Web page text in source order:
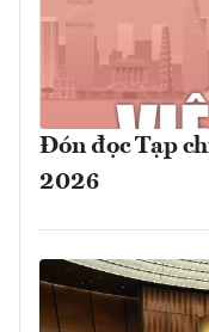
Đón đọc Tạp
2026